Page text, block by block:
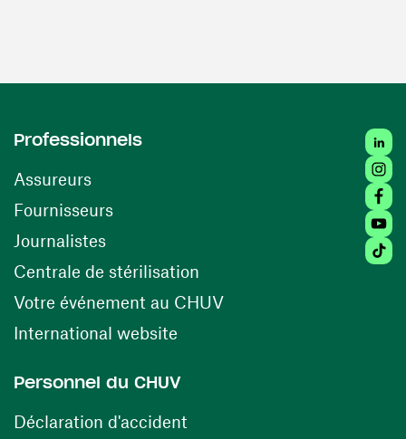
Professionnels
Assureurs
Fournisseurs(ouvre une nouvelle fenêtre)
Journalistes
Centrale de stérilisation (ouvre une nouvelle
Votre événement au CHUV(ouvre une nouvelle
International website
Personnel du CHUV
Déclaration d'accident